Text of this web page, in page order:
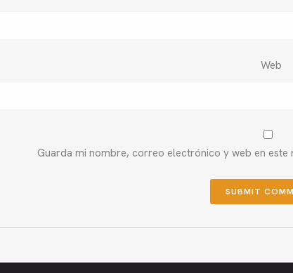
Web
Guarda mi nombre, correo electrónico y web en